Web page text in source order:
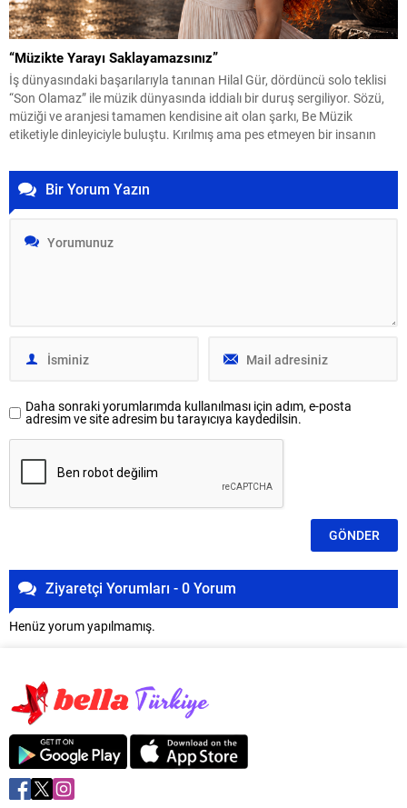
“Müzikte Yarayı Saklayamazsınız”
İş dünyasındaki başarılarıyla tanınan Hilal Gür, dördüncü solo teklisi
“Son Olamaz” ile müzik dünyasında iddialı bir duruş sergiliyor. Sözü,
müziği ve aranjesi tamamen kendisine ait olan şarkı, Be Müzik
etiketiyle dinleyiciyle buluştu. Kırılmış ama pes etmeyen bir insanın
türden. Yönetmen...
Bir Yorum Yazın
Daha sonraki yorumlarımda kullanılması için adım, e-posta
adresim ve site adresim bu tarayıcıya kaydedilsin.
Ziyaretçi Yorumları - 0 Yorum
Henüz yorum yapılmamış.